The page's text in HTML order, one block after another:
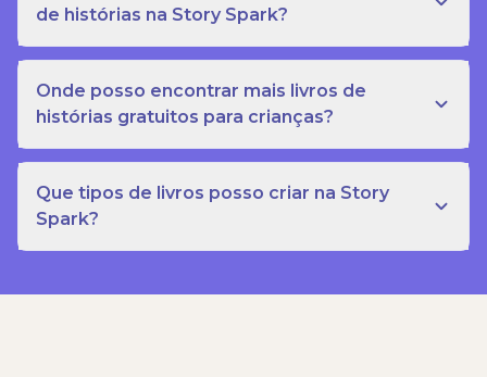
de histórias na Story Spark?
Onde posso encontrar mais livros de
histórias gratuitos para crianças?
Que tipos de livros posso criar na Story
Spark?